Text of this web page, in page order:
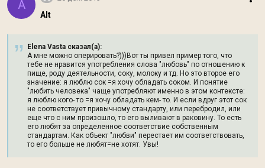
A
Alt
Elena Vasta сказал(а):
А мне можно оперировать?)))Вот ты привел пример того, что
тебе не нравится употребления слова "любовь" по отношению к
пище, роду деятельности, соку, молоку и тд. Но это второе его
значение: я люблю сок =я хочу обладать соком. И понятие
"любить человека" чаще употребляют именно в этом контексте:
я люблю кого- то =я хочу обладать кем- то. И если вдруг этот сок
не соответствует привычному стандарту, или перебродил, или
еще что с ним произошло, то его выливают в раковину. То есть
его любят за определенное соответствие собственным
стандартам. Как объект "любви" перестает им соответствовать,
то его больше не любят=не хотят. Увы!